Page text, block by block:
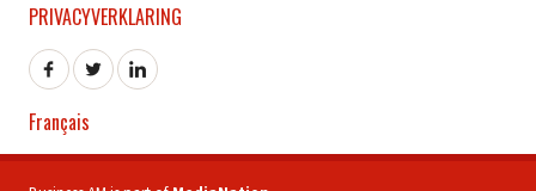
PRIVACYVERKLARING
Français